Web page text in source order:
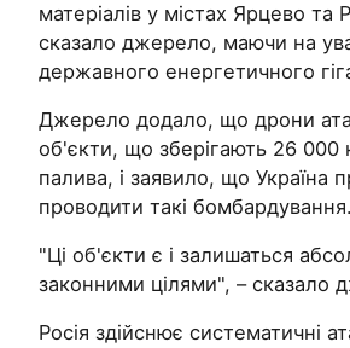
матеріалів у містах Ярцево та
сказало джерело, маючи на
державного енергетичного
Джерело додало, що дрони
об'єкти, що зберігають 26 000
палива, і заявило, що Україна
проводити такі бомбардування.
"Ці об'єкти є і залишаться
законними цілями", – сказало
Росія здійснює систематичні